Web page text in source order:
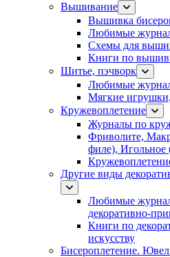
Вышивание
Вышивка
Любимые
Схемы для
Книги по
Шитье, пэчворк
Любимые
Мягкие
Кружевоплетение
Журналы по
Фриволите,
филе),
Другие виды
Любимые
декоративно-
Книги по
искусству
Бисероплетение.